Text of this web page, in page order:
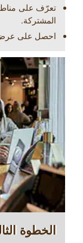
تعرّف على
المشتركة.
احصل على عرض
الخطوة